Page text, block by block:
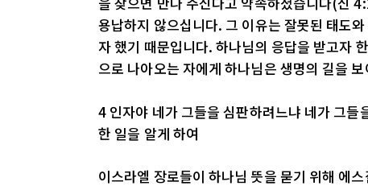
용납하지 않으십니다. 그 이유는 잘못된 태도
자 했기 때문입니다. 하나님의 응답을 받고자
으로 나아오는 자에게 하나님은 생명의 길을
4 인자야 네가 그들을 심판하려느냐 네가 그
한 일을 알게 하여
이스라엘 장로들이 하나님 뜻을 묻기 위해 에